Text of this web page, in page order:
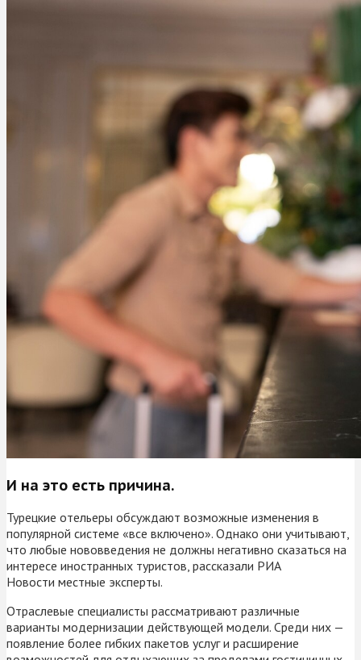
И на это есть причина.
Турецкие отельеры обсуждают возможные изменения в
популярной системе «все включено». Однако они учитывают,
что любые нововведения не должны негативно сказаться на
интересе иностранных туристов, рассказали РИА
Новости местные эксперты.
Отраслевые специалисты рассматривают различные
варианты модернизации действующей модели. Среди них —
появление более гибких пакетов услуг и расширение